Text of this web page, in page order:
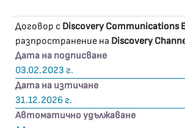
Договор с Discovery Communications
разпространение на Discovery
Дата на подписване
03.02.2023 г.
Дата на изтичане
31.12.2026 г.
Автоматично удължаване